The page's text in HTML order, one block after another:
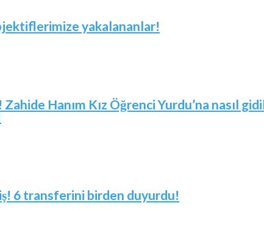
yakalananlar!
Hanım Kız Öğrenci Yurdu’na nasıl
6 transferini birden duyurdu!